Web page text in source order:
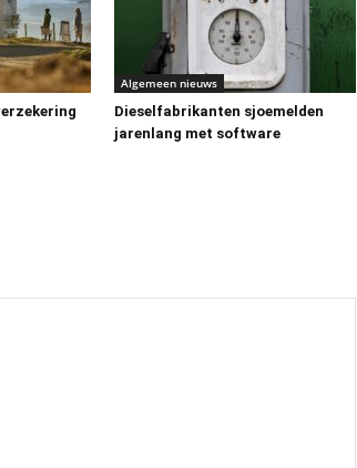
Algemeen nieuws
Dieselfabrikanten sjoemelden
jarenlang met software